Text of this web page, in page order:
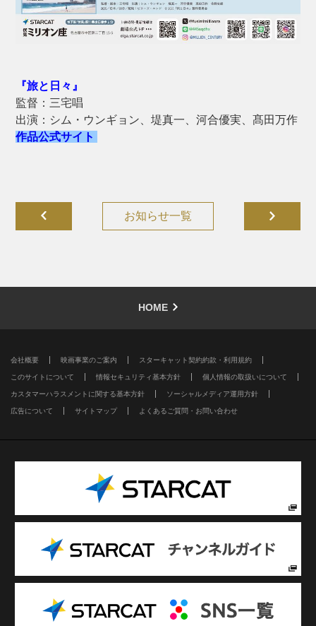
『旅と日々』
監督：三宅唱
出演：シム・ウンギョン、堤真一、河合優実、髙田万作
作品公式サイト
お知らせ一覧
HOME
会社概要 映画事業のご案内 スターキャット契約約款・利用規約
このサイトについて 情報セキュリティ基本方針 個人情報の取扱いについて
カスタマーハラスメントに関する基本方針 ソーシャルメディア運用方針
広告について サイトマップ よくあるご質問・お問い合わせ